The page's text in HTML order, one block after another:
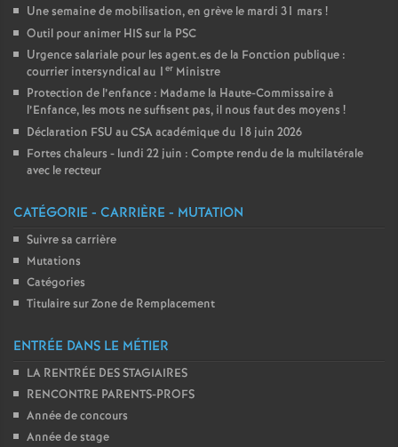
Une semaine de mobilisation, en grève le mardi 31 mars !
Outil pour animer HIS sur la PSC
Urgence salariale pour les agent.es de la Fonction publique :
courrier intersyndical au 1 er Ministre
Protection de l’enfance : Madame la Haute-Commissaire à
l’Enfance, les mots ne suffisent pas, il nous faut des moyens !
Déclaration FSU au CSA académique du 18 juin 2026
Fortes chaleurs - lundi 22 juin : Compte rendu de la multilatérale
avec le recteur
CATÉGORIE - CARRIÈRE - MUTATION
Suivre sa carrière
Mutations
Catégories
Titulaire sur Zone de Remplacement
ENTRÉE DANS LE MÉTIER
LA RENTRÉE DES STAGIAIRES
RENCONTRE PARENTS-PROFS
Année de concours
Année de stage